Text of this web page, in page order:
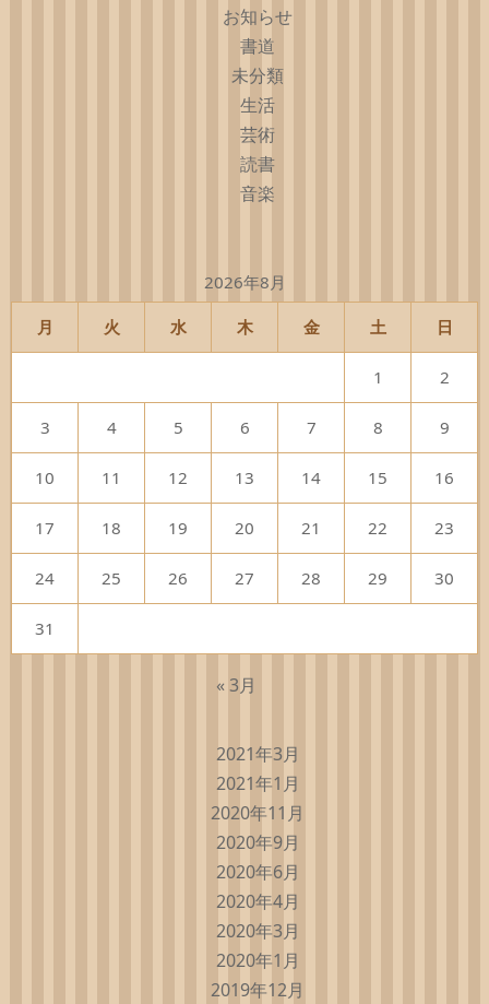
お知らせ
書道
未分類
生活
芸術
読書
音楽
2026年8月
月 火 水 木 金 土 日
1 2
3 4 5 6 7 8 9
10 11 12 13 14 15 16
17 18 19 20 21 22 23
24 25 26 27 28 29 30
31
« 3月
2021年3月
2021年1月
2020年11月
2020年9月
2020年6月
2020年4月
2020年3月
2020年1月
2019年12月